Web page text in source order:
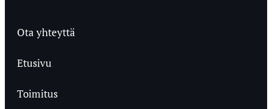
Ota yhteyttä
Etusivu
Toimitus